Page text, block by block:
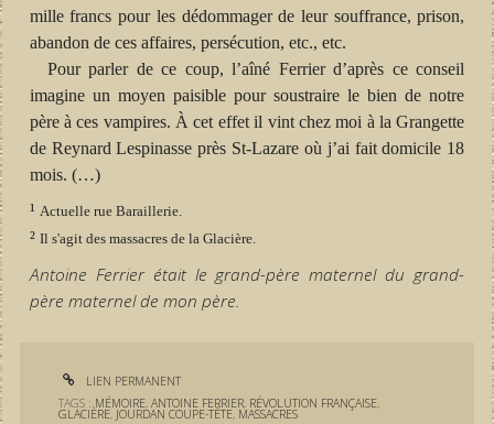
mille francs pour les dédommager de leur souffrance, prison,
abandon de ces affaires, persécution, etc., etc.
Pour parler de ce coup, l’aîné Ferrier d’après ce conseil
imagine un moyen paisible pour soustraire le bien de notre
père à ces vampires. À cet effet il vint chez moi à la Grangette
de Reynard Lespinasse près St-Lazare où j’ai fait domicile 18
mois. (…)
¹ Actuelle rue Baraillerie.
² Il s'agit des massacres de la Glacière.
Antoine Ferrier était le grand-père maternel du grand-
père maternel de mon père.
LIEN PERMANENT
TAGS :MÉMOIRE,ANTOINE FERRIER, RÉVOLUTION FRANÇAISE,
GLACIÈRE, JOURDAN COUPE-TÊTE, MASSACRES